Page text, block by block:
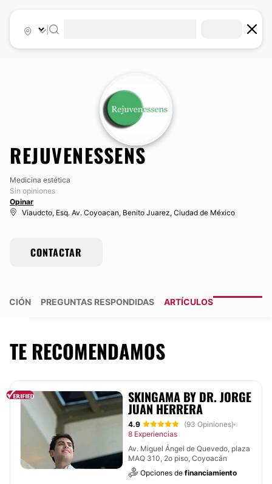
REJUVENESSENS
Medicina estética
Sin opiniones
Opinar
Viaudcto, Esq. Av. Coyoacan, Benito Juarez, Ciudad de México
CONTACTAR
PREGUNTAS RESPONDIDAS ARTÍCULOS
TE RECOMENDAMOS
SKINGAMA BY DR. JORGE
JUAN HERRERA
4.9 (93 Opiniones)·
8 Experiencias
Av. Miguel Ángel de Quevedo, plaza
MAQ 310, 2o piso, Coyoacán
Opciones de financiamiento